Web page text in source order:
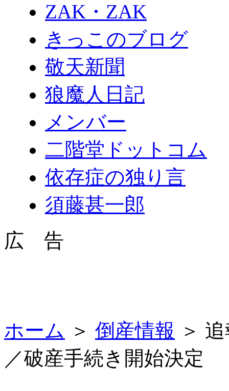
ZAK・ZAK
きっこのブログ
敬天新聞
狼魔人日記
メンバー
二階堂ドットコム
依存症の独り言
須藤甚一郎
広 告
ホーム ＞ 倒産情報 ＞
／破産手続き開始決定